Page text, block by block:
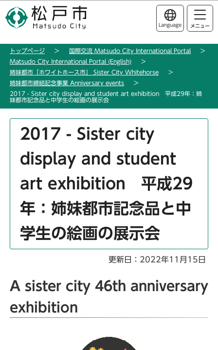
の
ー
このページの本文へ移動
Language メニュー
トップページ
国際交流 Matsudo City International Portal
Matsudo City International Portal (English)
姉妹都市「ホワイトホース市」 Sister City Whitehorse
姉妹都市締結記念事業 Anniversary events
2017 - Sister city display and student art exhibition 平成29年：姉
妹都市記念品と中学生の絵画の展示会
2017 - Sister city
display and student
art exhibition 平成29
年：姉妹都市記念品と中
学生の絵画の展示会
更新日：2022年11月15日
A sister city 46th anniversary
exhibition